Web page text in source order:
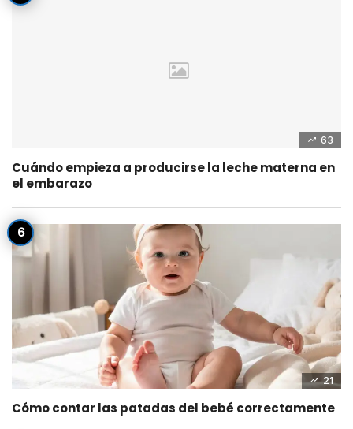
63
Cuándo empieza a producirse la leche materna en
el embarazo
21
Cómo contar las patadas del bebé correctamente